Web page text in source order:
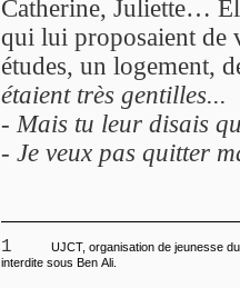
Catherine, Juliette…
qui lui proposaient de
études, un logement,
étaient très gentilles...
- Mais tu leur disais
- Je veux pas quitter
1
interdite sous Ben Ali.